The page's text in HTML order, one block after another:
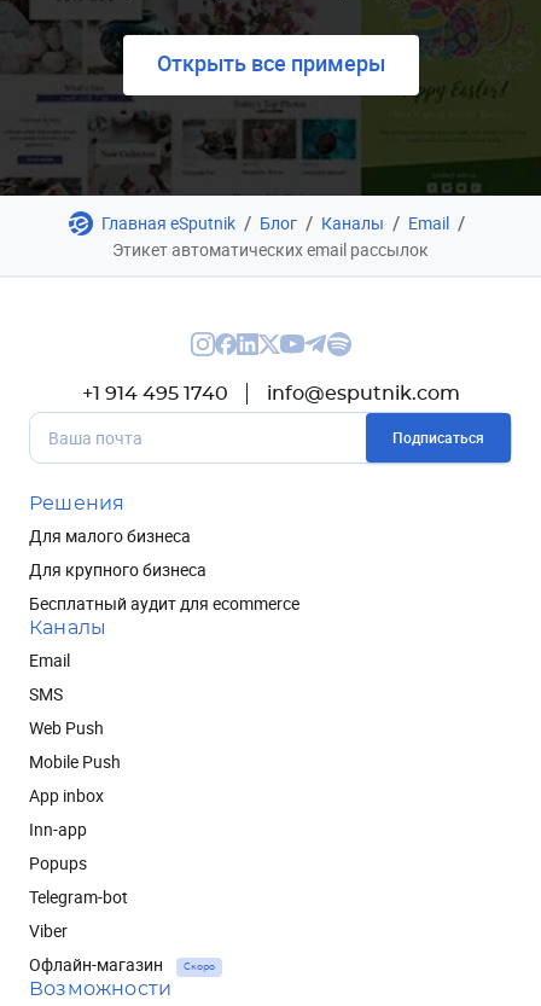
Открыть все примеры
Главная eSputnik / Блог / Каналы / Email /
Этикет автоматических email рассылок
+1 914 495 1740 info@esputnik.com
Подписаться
Решения
Для малого бизнеса
Для крупного бизнеса
Бесплатный аудит для ecommerce
Каналы
Email
SMS
Web Push
Mobile Push
App inbox
Inn-app
Popups
Telegram-bot
Viber
Офлайн-магазин
Скоро
Возможности